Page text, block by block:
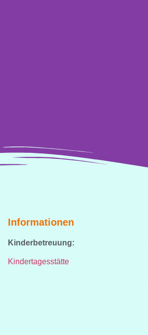
Informationen
Kinderbetreuung:
Kindertagesstätte